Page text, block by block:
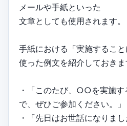
メールや手紙といった
文章としても使用されます。
手紙における「実施するこ
使った例文を紹介しておきま
・「このたび、○○を実施す
で、ぜひご参加ください。」
・「先日はお世話になりま